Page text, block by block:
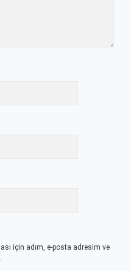
için adım, e-posta adresim ve